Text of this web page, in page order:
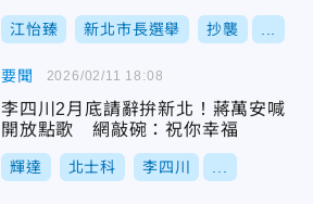
江怡臻 新北市長選舉 抄襲
要聞
李四川2月底請辭拚新北！蔣萬安喊
開放點歌 網敲碗：祝你幸福
輝達 北士科 李四川
2026/02/11 18:08